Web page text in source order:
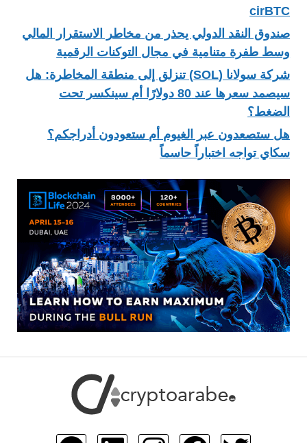
cirBTC
صندوق النقد الدولي يحذر من مخاطر الاستقرار المالي
وسط طفرة متنامية في مجال التوكنات الرقمية
شركة سولانا (SOL) تنزلق إلى منطقة المخاطرة: هل
سيصمد سعرها عند 80 دولارًا أم سينكسر تحت
الضغط؟
هل ستصعدون عبر الغيوم أم ستعودون أدراجكم؟
سكاي تواجه اختباراً حاسماً